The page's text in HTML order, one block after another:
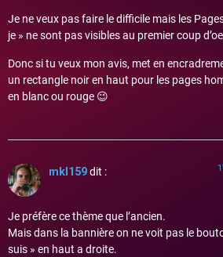
Je ne veux pas faire le difficile mais les
je » ne sont pas visibles au premier coup
Donc si tu veux mon avis, met en
un rectangle noir en haut pour les pages
en blanc ou rouge 😉
mkl159dit :
Je préfère ce thème que l’ancien.
Mais dans la bannière on ne voit pas le
suis » en haut a droite.